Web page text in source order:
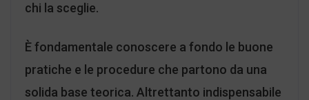
chi la sceglie.
È fondamentale conoscere a fondo le buone
pratiche e le procedure che partono da una
solida base teorica. Altrettanto indispensabile